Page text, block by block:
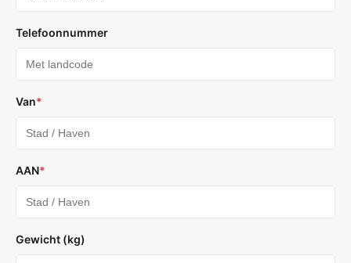
Telefoonnummer
Van*
AAN*
Gewicht (kg)